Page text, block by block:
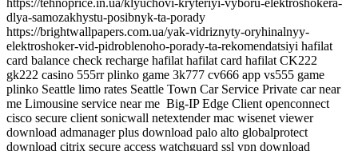
Big-IP Edge Client openconnect
cisco secure client sonicwall netextender mac wisenet viewer
download admanager plus download palo alto globalprotect
download citrix secure access watchguard ssl vpn download